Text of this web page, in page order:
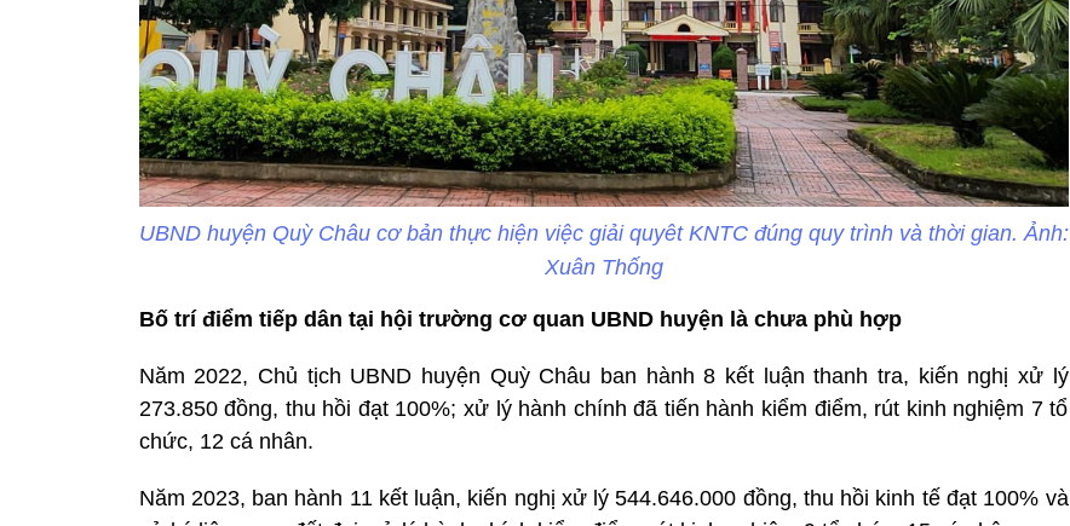
UBND huyện Quỳ Châu cơ bản thực hiện việc giải quyêt KNTC đúng quy trình và thời gian. Ảnh:
Xuân Thống
Bố trí điểm tiếp dân tại hội trường cơ quan UBND huyện là chưa phù hợp
Năm 2022, Chủ tịch UBND huyện Quỳ Châu ban hành 8 kết luận thanh tra, kiến nghị xử lý
273.850 đồng, thu hồi đạt 100%; xử lý hành chính đã tiến hành kiểm điểm, rút kinh nghiệm 7 tổ
chức, 12 cá nhân.
Năm 2023, ban hành 11 kết luận, kiến nghị xử lý 544.646.000 đồng, thu hồi kinh tế đạt 100% và